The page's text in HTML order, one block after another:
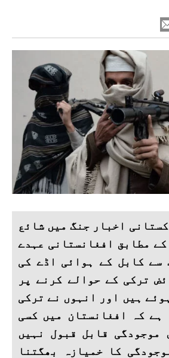
اخبار جنگ میں شائع
کے مطابق افغانستانی عہدے
سے کابل کے ہوائی اڈے کی
ترکی کے حوالے کرنے پر
ہیں اور انہوں نے ترکی
ہے کہ افغانستان میں کسی
موجودگی قابل قبول نہیں
کا خمیازہ بھگتنا